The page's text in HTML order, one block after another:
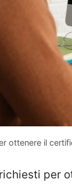
ottenere il
per